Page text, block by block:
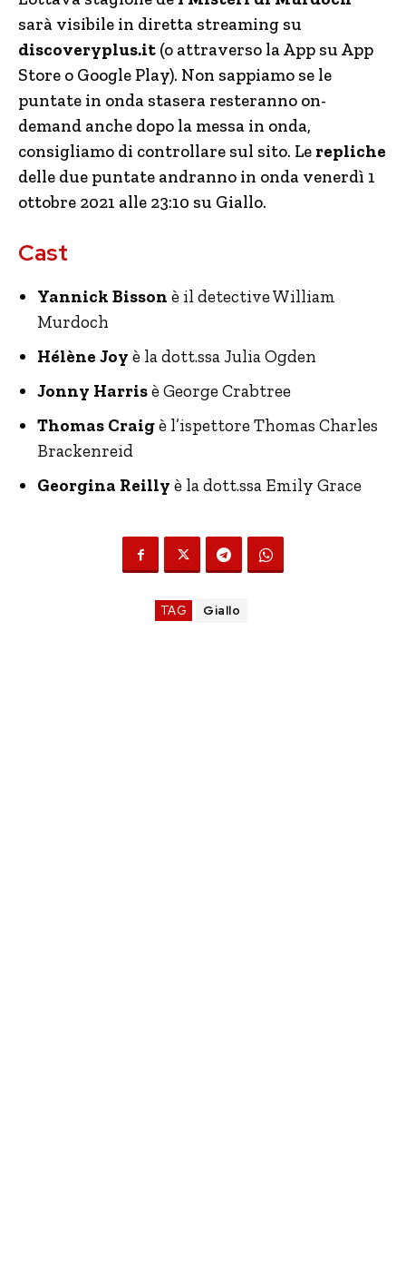
sarà visibile in diretta streaming su
discoveryplus.it (o attraverso la App su App
Store o Google Play). Non sappiamo se le
puntate in onda stasera resteranno on-
demand anche dopo la messa in onda,
consigliamo di controllare sul sito. Le repliche
delle due puntate andranno in onda venerdì 1
ottobre 2021 alle 23:10 su Giallo.
Cast
Yannick Bisson è il detective William
Murdoch
Hélène Joy è la dott.ssa Julia Ogden
Jonny Harrisè George Crabtree
Thomas Craigè l’ispettore Thomas Charles
Brackenreid
Georgina Reilly è la dott.ssa Emily Grace
TAG Giallo